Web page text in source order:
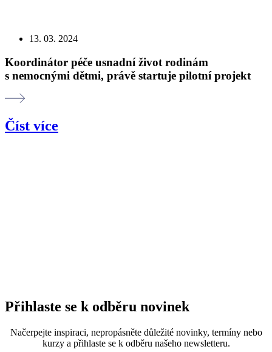
13. 03. 2024
Koordinátor péče usnadní život rodinám
s nemocnými dětmi, právě startuje pilotní projekt
Číst více
Přihlaste se k odběru novinek
Načerpejte inspiraci, nepropásněte důležité novinky, termíny nebo
kurzy a přihlaste se k odběru našeho newsletteru.